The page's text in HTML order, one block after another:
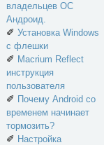
владельцев ОС
Андроид.
✐ Установка Windows
с флешки
✐ Macrium Reflect
инструкция
пользователя
✐ Почему Android со
временем начинает
тормозить?
✐ Настройка